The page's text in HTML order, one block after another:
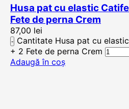
Husa pat cu elastic
Fete de perna Crem
87,00 lei
Cantitate Husa pat cu
+ 2 Fete de perna Crem
Adaugă în coș